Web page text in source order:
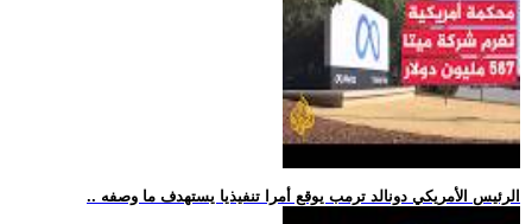
.. الرئيس الأمريكي دونالد ترمب يوقع أمرا تنفيذيا يستهدف ما وصفه